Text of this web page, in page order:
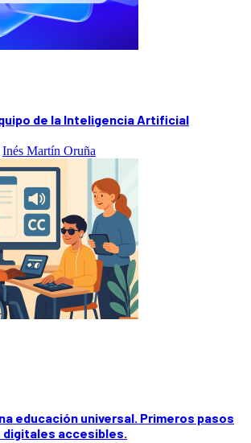
de la Inteligencia Artificial
Inés Martín Oruña
educación universal. Primeros pasos
accesibles.